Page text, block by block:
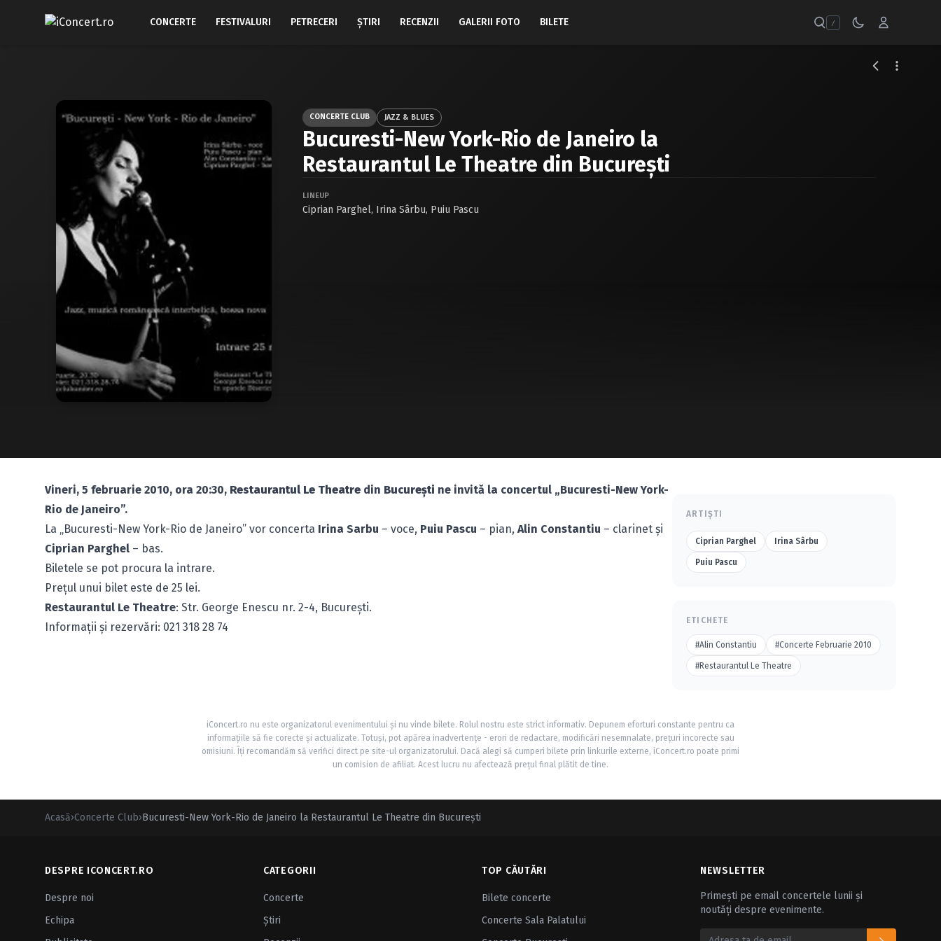
CONCERTE FESTIVALURI PETRECERI ŞTIRI RECENZII GALERII FOTO BILETE /
CONCERTE CLUB JAZZ & BLUES
Bucuresti-New York-Rio de Janeiro la
Restaurantul Le Theatre din Bucureşti
LINEUP
Ciprian Parghel, Irina Sârbu, Puiu Pascu
Vineri, 5 februarie 2010, ora 20:30, Restaurantul Le Theatre din Bucureşti ne invită la concertul „Bucuresti-New York-
Rio de Janeiro”.
La „Bucuresti-New York-Rio de Janeiro” vor concerta Irina Sarbu – voce, Puiu Pascu – pian, Alin Constantiu – clarinet şi
Ciprian Parghel – bas.
Biletele se pot procura la intrare.
Preţul unui bilet este de 25 lei.
Restaurantul Le Theatre: Str. George Enescu nr. 2-4, Bucureşti.
Informaţii şi rezervări: 021 318 28 74
ARTIȘTI
Ciprian Parghel Irina Sârbu
Puiu Pascu
ETICHETE
#Alin Constantiu #Concerte Februarie 2010
#Restaurantul Le Theatre
iConcert.ro nu este organizatorul evenimentului și nu vinde bilete. Rolul nostru este strict informativ. Depunem eforturi constante pentru ca
informațiile să fie corecte și actualizate. Totuși, pot apărea inadvertențe - erori de redactare, modificări nesemnalate, prețuri incorecte sau
omisiuni. Îți recomandăm să verifici direct pe site-ul organizatorului. Dacă alegi să cumperi bilete prin linkurile externe, iConcert.ro poate primi
un comision de afiliat. Acest lucru nu afectează prețul final plătit de tine.
Acasă›Concerte Club›Bucuresti-New York-Rio de Janeiro la Restaurantul Le Theatre din Bucureşti
DESPRE ICONCERT.RO
Despre noi
Echipa
CATEGORII
Concerte
Ştiri
TOP CĂUTĂRI
Bilete concerte
Concerte Sala Palatului
NEWSLETTER
Primești pe email concertele lunii și
noutăți despre evenimente.